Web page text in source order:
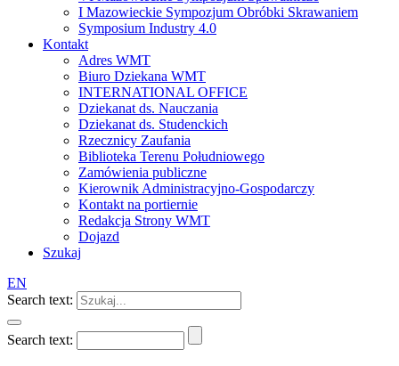
I Mazowieckie Sympozjum Obróbki Skrawaniem
Symposium Industry 4.0
Kontakt
Adres WMT
Biuro Dziekana WMT
INTERNATIONAL OFFICE
Dziekanat ds. Nauczania
Dziekanat ds. Studenckich
Rzecznicy Zaufania
Biblioteka Terenu Południowego
Zamówienia publiczne
Kierownik Administracyjno-Gospodarczy
Kontakt na portiernie
Redakcja Strony WMT
Dojazd
Szukaj
EN
Search text:
Search text: